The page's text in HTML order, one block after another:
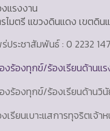
แรงงาน
ไมตรี แขวงดินแดง เขตดิน
ประชาสัมพันธ์ : 0 2232
งร้องทุกข์/ร้องเรียนด้านแร
งร้องทุกข์/ร้องเรียนด้านวิ
เรียนเบาะแสการทุจริตเจ้า